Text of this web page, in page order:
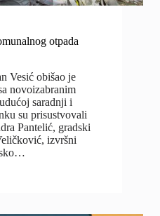
otpada
Vesić obišao je
novoizabranim
saradnji i
su prisustvovali
Pantelić, gradski
izvršni